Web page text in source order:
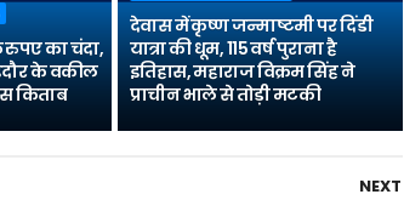
का चंदा,
के वकील
किताब
देवास में कृष्ण जन्माष्टमी पर दिंडी
यात्रा की धूम, 115 वर्ष पुराना है
इतिहास, महाराज विक्रम सिंह ने
प्राचीन भाले से तोड़ी मटकी
NEXT